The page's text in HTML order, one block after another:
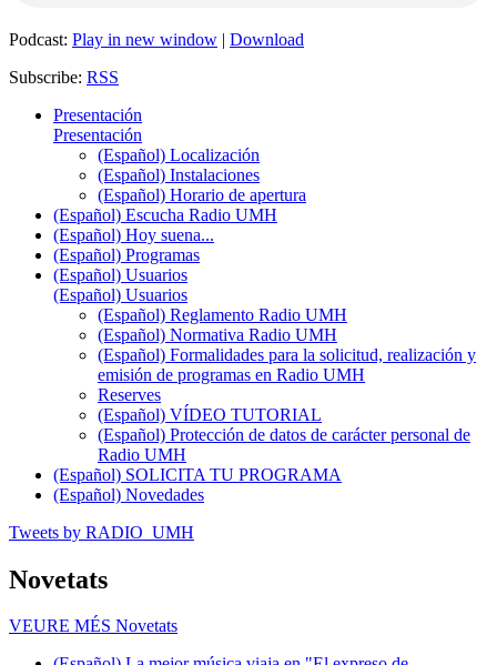
Podcast: Play in new window | Download
Subscribe: RSS
Presentación
Presentación
(Español) Localización
(Español) Instalaciones
(Español) Horario de apertura
(Español) Escucha Radio UMH
(Español) Hoy suena...
(Español) Programas
(Español) Usuarios
(Español) Usuarios
(Español) Reglamento Radio UMH
(Español) Normativa Radio UMH
(Español) Formalidades para la solicitud, realización y
emisión de programas en Radio UMH
Reserves
(Español) VÍDEO TUTORIAL
(Español) Protección de datos de carácter personal de
Radio UMH
(Español) SOLICITA TU PROGRAMA
(Español) Novedades
Tweets by RADIO_UMH
Novetats
VEURE MÉS Novetats